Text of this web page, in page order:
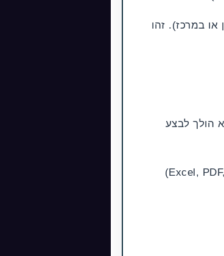
או במרכז). זהו
הולך לבצע
בסיום המשימה, יופיעו קישורים להורדת קבצים (Excel, PDF, Code)